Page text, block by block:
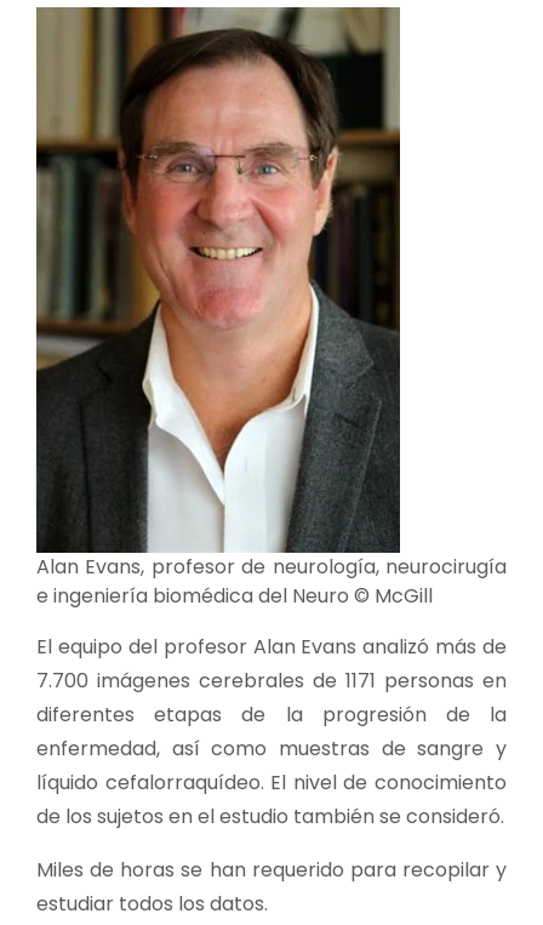
Alan Evans, profesor de neurología, neurocirugía
e ingeniería biomédica del Neuro © McGill
El equipo del profesor Alan Evans analizó más de
7.700 imágenes cerebrales de 1171 personas en
diferentes etapas de la progresión de la
enfermedad, así como muestras de sangre y
líquido cefalorraquídeo. El nivel de conocimiento
de los sujetos en el estudio también se consideró.
Miles de horas se han requerido para recopilar y
estudiar todos los datos.